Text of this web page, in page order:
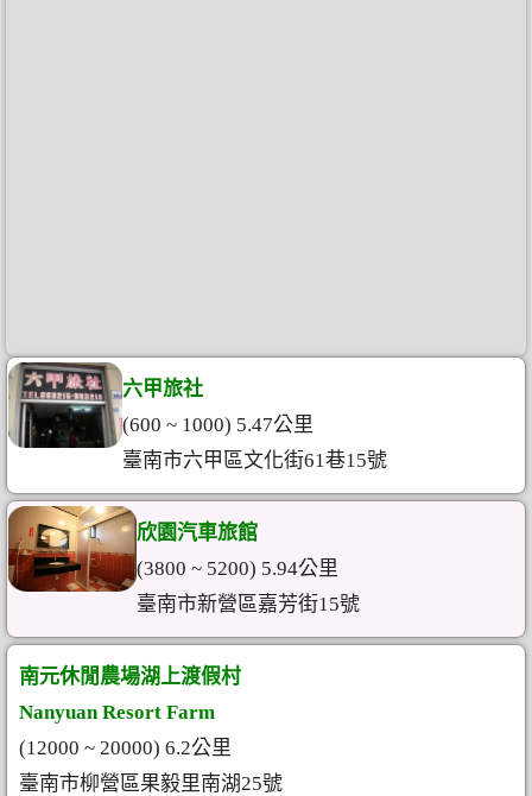
六甲旅社
(600 ~ 1000) 5.47公里
臺南市六甲區文化街61巷15號
欣園汽車旅館
(3800 ~ 5200) 5.94公里
臺南市新營區嘉芳街15號
南元休閒農場湖上渡假村
Nanyuan Resort Farm
(12000 ~ 20000) 6.2公里
臺南市柳營區果毅里南湖25號